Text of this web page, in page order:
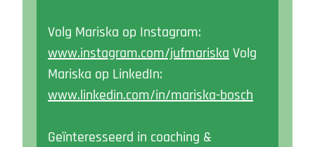
Volg Mariska op Instagram:
www.instagram.com/jufmariska Volg
Mariska op LinkedIn:
www.linkedin.com/in/mariska-bosch
Geïnteresseerd in coaching &